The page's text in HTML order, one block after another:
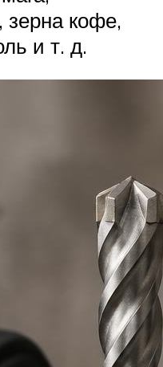
зерна кофе,
и т. д.